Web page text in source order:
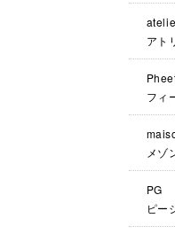
アト
フィ
メゾ
PG
ピー